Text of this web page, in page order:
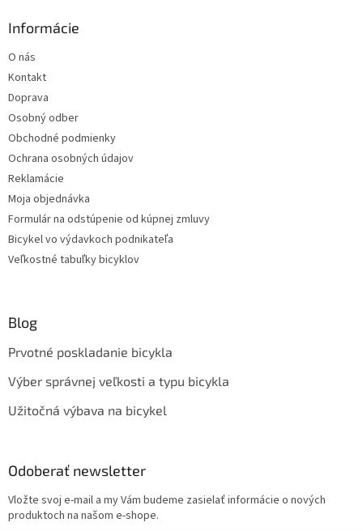
Informácie
O nás
Kontakt
Doprava
Osobný odber
Obchodné podmienky
Ochrana osobných údajov
Reklamácie
Moja objednávka
Formulár na odstúpenie od kúpnej zmluvy
Bicykel vo výdavkoch podnikateľa
Veľkostné tabuľky bicyklov
Blog
Prvotné poskladanie bicykla
Výber správnej veľkosti a typu bicykla
Užitočná výbava na bicykel
Odoberať newsletter
Vložte svoj e-mail a my Vám budeme zasielať informácie o nových
produktoch na našom e-shope.